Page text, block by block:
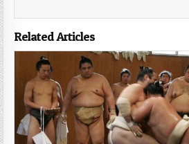
Related Articles